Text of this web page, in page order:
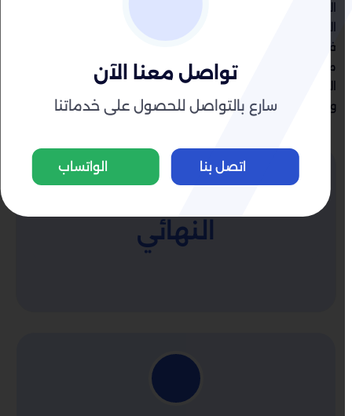
المتطورة والمعدات الحديثة التي تساعده على إصلاح كافة
المشاكل التي يتعرض لها المكيف بشكل سريع ودقيق في
فني تكييف الجهراء القديمة يمكنك الحصول على خدمات
متطورة وعمل مميز بأقل الأسعار التي يمكن أن تقدم ذلك
اليوم في تصليح مكيفات في الكويت بأقل الأسعار والتكاليف
ويمكن أن تكون
قُم بإرسال تقيمك
النهائي
تواصل معنا الآن
سارع بالتواصل للحصول على خدماتنا
اتصل بنا الواتساب